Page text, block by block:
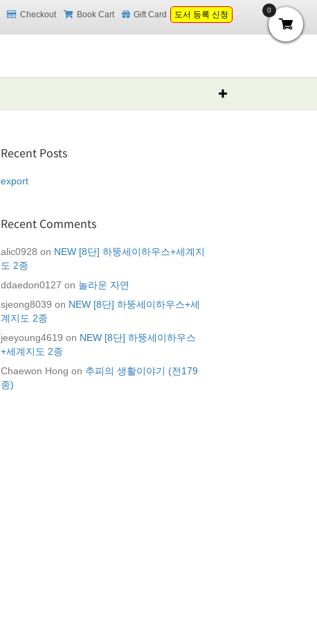
Checkout Book Cart Gift Card 도서 등록 신청
Recent Posts
export
Recent Comments
alic0928 on NEW [8단] 하뚱세이하우스+세계지
도 2종
ddaedon0127 on 놀라운 자연
sjeong8039 on NEW [8단] 하뚱세이하우스+세
계지도 2종
jeeyoung4619 on NEW [8단] 하뚱세이하우스
+세계지도 2종
Chaewon Hong on 추피의 생활이야기 (전179
종)
0